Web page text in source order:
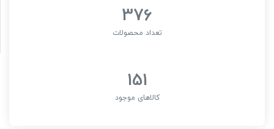
376
تعداد محصولات
151
کالاهای موجود